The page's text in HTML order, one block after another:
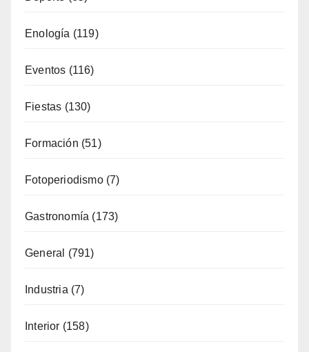
Eventos(116)
Fiestas(130)
Formación(51)
Fotoperiodismo
Gastronomía(173)
General(791)
Industria (7)
Interior(158)
Música (34)